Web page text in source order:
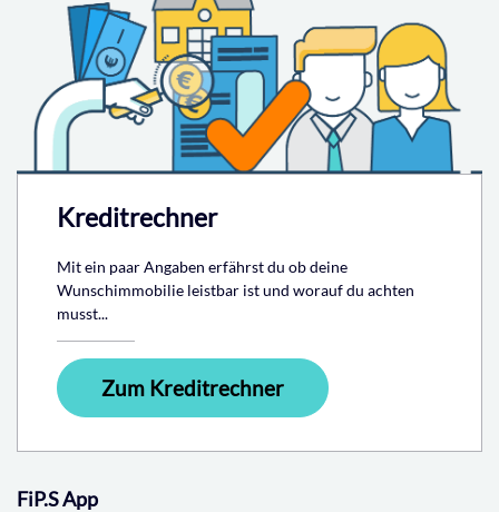
Kreditrechner
Mit ein paar Angaben erfährst du ob deine
Wunschimmobilie leistbar ist und worauf du achten
musst...
Zum Kreditrechner
FiP.S App